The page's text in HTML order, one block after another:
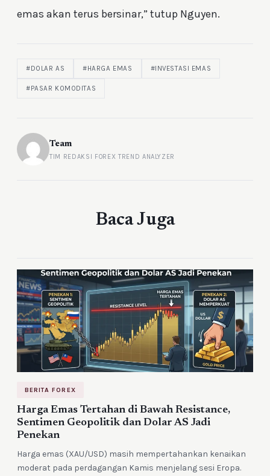
emas akan terus bersinar,” tutup Nguyen.
#DOLAR AS #HARGA EMAS #INVESTASI EMAS
#PASAR KOMODITAS
Team
TIM REDAKSI FOREX TREND ANALYZER
Baca Juga
BERITA FOREX
Harga Emas Tertahan di Bawah Resistance,
Sentimen Geopolitik dan Dolar AS Jadi
Penekan
Harga emas (XAU/USD) masih mempertahankan kenaikan
moderat pada perdagangan Kamis menjelang sesi Eropa.